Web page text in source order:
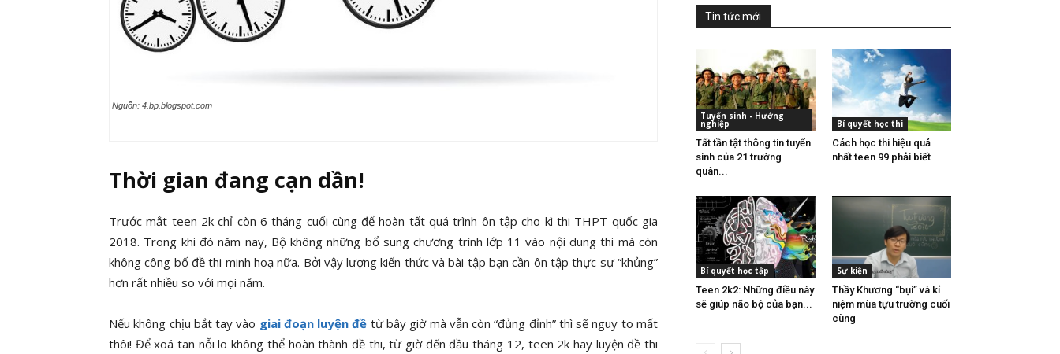
Nguồn: 4.bp.blogspot.com
Thời gian đang cạn dần!
Trước mắt teen 2k chỉ còn 6 tháng cuối cùng để hoàn tất quá trình ôn tập cho kì thi THPT quốc gia
2018. Trong khi đó năm nay, Bộ không những bổ sung chương trình lớp 11 vào nội dung thi mà còn
không công bố đề thi minh hoạ nữa. Bởi vậy lượng kiến thức và bài tập bạn cần ôn tập thực sự “khủng”
hơn rất nhiều so với mọi năm.
Nếu không chịu bắt tay vào giai đoạn luyện đề từ bây giờ mà vẫn còn “đủng đỉnh” thì sẽ nguy to mất
thôi! Để xoá tan nỗi lo không thể hoàn thành đề thi, từ giờ đến đầu tháng 12, teen 2k hãy luyện đề thi
Tin tức mới
Tuyển sinh - Hướng
nghiệp
Tất tần tật thông tin tuyển
sinh của 21 trường
quân...
Bí quyết học thi
Cách học thi hiệu quả
nhất teen 99 phải biết
Bí quyết học tập
Teen 2k2: Những điều này
sẽ giúp não bộ của bạn...
Sự kiện
Thầy Khương “bụi” và kỉ
niệm mùa tựu trường cuối
cùng